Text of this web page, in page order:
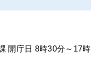
開庁日 8時30分～17時